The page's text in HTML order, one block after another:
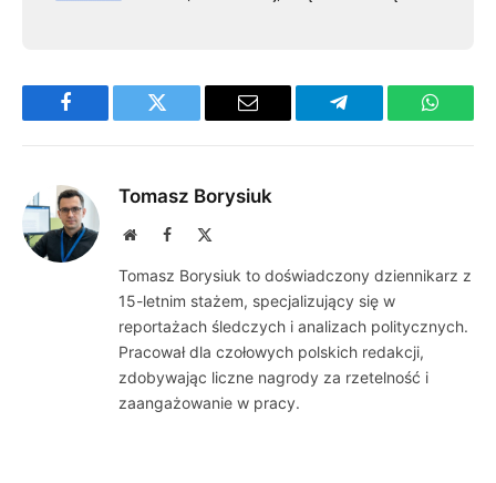
Facebook Twitter Email Telegram
Tomasz Borysiuk
WebsiteFacebook
Tomasz Borysiuk to doświadczony dziennikarz z
15-letnim stażem, specjalizujący się w
reportażach śledczych i analizach politycznych.
Pracował dla czołowych polskich redakcji,
zdobywając liczne nagrody za rzetelność i
zaangażowanie w pracy.